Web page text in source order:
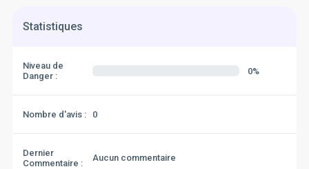
Statistiques
Niveau de
Danger :
0%
Nombre d'avis : 0
Dernier
Commentaire :
Aucun commentaire